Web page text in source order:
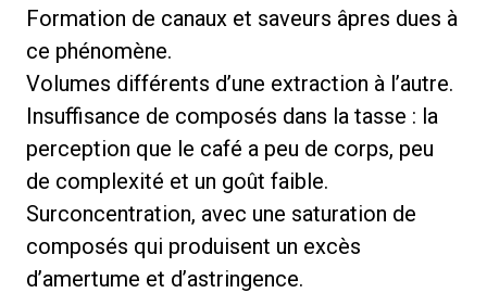
Formation de canaux et saveurs âpres dues à
ce phénomène.
Volumes différents d’une extraction à l’autre.
Insuffisance de composés dans la tasse : la
perception que le café a peu de corps, peu
de complexité et un goût faible.
Surconcentration, avec une saturation de
composés qui produisent un excès
d’amertume et d’astringence.